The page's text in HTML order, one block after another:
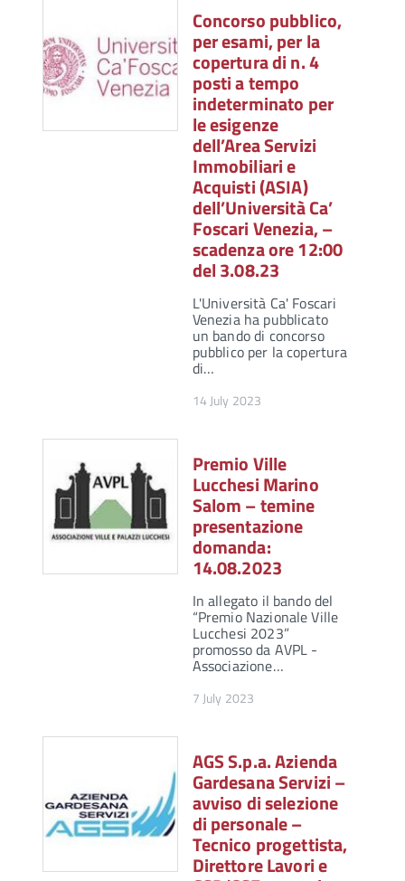
Concorso pubblico,
per esami, per la
copertura di n. 4
posti a tempo
indeterminato per
le esigenze
dell’Area Servizi
Immobiliari e
Acquisti (ASIA)
dell’Università Ca’
Foscari Venezia, –
scadenza ore 12:00
del 3.08.23
L'Università Ca' Foscari
Venezia ha pubblicato
un bando di concorso
pubblico per la copertura
di…
14 July 2023
Premio Ville
Lucchesi Marino
Salom – temine
presentazione
domanda:
14.08.2023
In allegato il bando del
“Premio Nazionale Ville
Lucchesi 2023”
promosso da AVPL -
Associazione…
7 July 2023
AGS S.p.a. Azienda
Gardesana Servizi –
avviso di selezione
di personale –
Tecnico progettista,
Direttore Lavori e